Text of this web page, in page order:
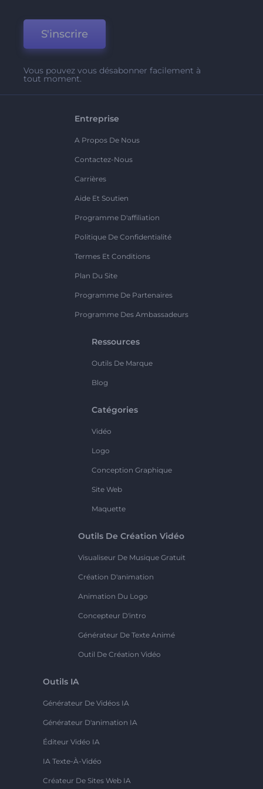
S'inscrire
Vous pouvez vous désabonner facilement à
tout moment.
Entreprise
A Propos De Nous
Contactez-Nous
Carrières
Aide Et Soutien
Programme D'affiliation
Politique De Confidentialité
Termes Et Conditions
Plan Du Site
Programme De Partenaires
Programme Des Ambassadeurs
Ressources
Outils De Marque
Blog
Catégories
Vidéo
Logo
Conception Graphique
Site Web
Maquette
Outils De Création Vidéo
Visualiseur De Musique Gratuit
Création D'animation
Animation Du Logo
Concepteur D'intro
Générateur De Texte Animé
Outil De Création Vidéo
Outils IA
Générateur De Vidéos IA
Générateur D'animation IA
Éditeur Vidéo IA
IA Texte-À-Vidéo
Créateur De Sites Web IA